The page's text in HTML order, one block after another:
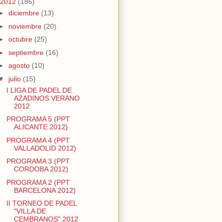
2012 (186)
diciembre (13)
noviembre (20)
octubre (25)
septiembre (16)
agosto (10)
julio (15)
I LIGA DE PADEL DE
AZADINOS VERANO
2012
PROGRAMA 5 (PPT
ALICANTE 2012)
PROGRAMA 4 (PPT
VALLADOLID 2012)
PROGRAMA 3 (PPT
CORDOBA 2012)
PROGRAMA 2 (PPT
BARCELONA 2012)
II TORNEO DE PADEL
"VILLA DE
CEMBRANOS" 2012